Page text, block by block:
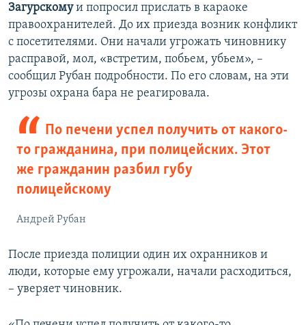
Загурскомуи попросил прислать в караоке
правоохранителей. До их приезда возник конфликт
с посетителями. Они начали угрожать чиновнику
расправой, мол, «встретим, побьем, убьем», –
сообщил Рубан подробности. По его словам, на эти
угрозы охрана бара не реагировала.
По печени успел получить от какого-
то гражданина, при полицейских. Этот
же гражданин разбил губу
полицейскому
Андрей Рубан
После приезда полиции один их охранников и
люди, которые ему угрожали, начали расходиться,
– уверяет чиновник.